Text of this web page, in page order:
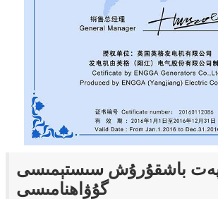
باشقۇرۇش سىستېمىسى
گۇۋاھنامىسى